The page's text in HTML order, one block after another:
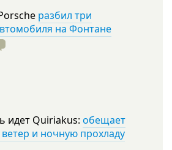
разбил три
на Фонтане
идет Quiriakus: обещает
и ночную прохладу